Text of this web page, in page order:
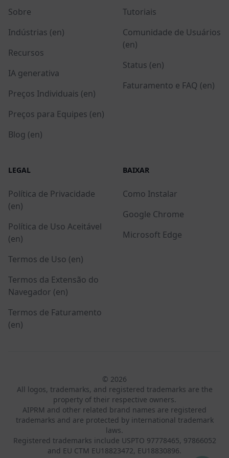
Sobre
Indústrias (en)
Recursos
IA generativa
Preços Individuais (en)
Preços para Equipes (en)
Blog (en)
Tutoriais
Comunidade de Usuários
(en)
Status (en)
Faturamento e FAQ (en)
LEGAL
Política de Privacidade
(en)
Política de Uso Aceitável
(en)
Termos de Uso (en)
Termos da Extensão do
Navegador (en)
Termos de Faturamento
(en)
BAIXAR
Como Instalar
Google Chrome
Microsoft Edge
© 2026
All logos, trademarks, and registered trademarks are the
property of their respective owners.
AIPRM and other related brand names are registered
trademarks and are protected by international trademark
laws.
Registered trademarks include USPTO 97778465, 97866052
and EU CTM EU18823472, EU18830896.